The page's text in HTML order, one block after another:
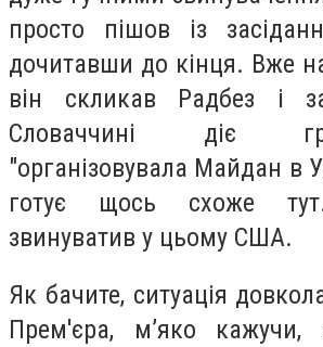
просто пішов із
дочитавши до кінця. Вже
він скликав Радбез і
Словаччині діє
"організовувала Майдан в
готує щось схоже
звинуватив у цьому США.
Як бачите, ситуація
Прем'єра, м’яко кажучи,